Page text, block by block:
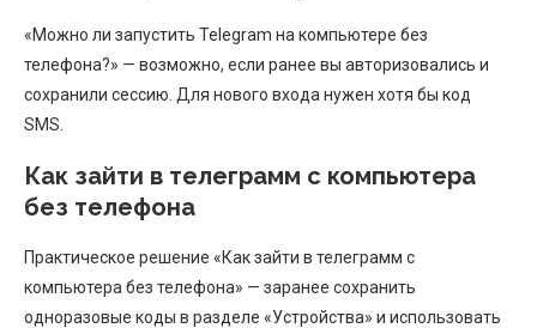
«Можно ли запустить Telegram на компьютере без
телефона?» — возможно, если ранее вы авторизовались и
сохранили сессию. Для нового входа нужен хотя бы код
SMS.
Как зайти в телеграмм с компьютера
без телефона
Практическое решение «Как зайти в телеграмм с
компьютера без телефона» — заранее сохранить
одноразовые коды в разделе «Устройства» и использовать